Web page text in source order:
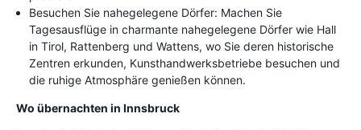
Besuchen Sie nahegelegene Dörfer: Machen Sie
Tagesausflüge in charmante nahegelegene Dörfer wie Hall
in Tirol, Rattenberg und Wattens, wo Sie deren historische
Zentren erkunden, Kunsthandwerksbetriebe besuchen und
die ruhige Atmosphäre genießen können.
Wo übernachten in Innsbruck